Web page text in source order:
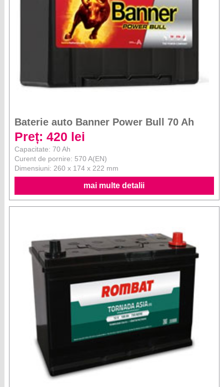
Baterie auto Banner Power Bull 70 Ah
Preț: 420 lei
Capacitate: 70 Ah
Curent de pornire: 570 A(EN)
Dimensiuni: 260 x 174 x 222 mm
mai multe detalii